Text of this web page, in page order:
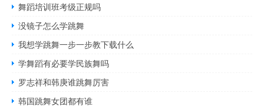
舞蹈培训班考级正规吗
没镜子怎么学跳舞
我想学跳舞一步一步教下载什么
学舞蹈有必要学民族舞吗
罗志祥和韩庚谁跳舞厉害
韩国跳舞女团都有谁